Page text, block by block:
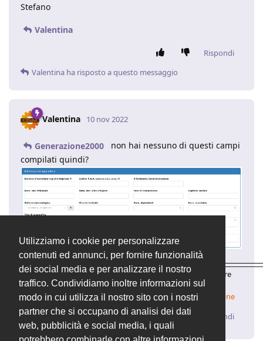
Utilizziamo i cookie per personalizzare
contenuti ed annunci, per fornire funzionalità
dei social media e per analizzare il nostro
traffico. Condividiamo inoltre informazioni sul
modo in cui utilizza il nostro sito con i nostri
partner che si occupano di analisi dei dati
web, pubblicità e social media, i quali
Stefano
Valentina
Rispondi
Valentina ha risposto a questo messaggio
Valentina 10 nov 2022
Generazione2000
non hai nessuno di questi campi
compilati quindi?
Valentina | Supporto TecnicoOpenSTAManager– Il software
gestionale open source
✨Come aggiornare✨ Come verificare la propria installazione
Rispondi